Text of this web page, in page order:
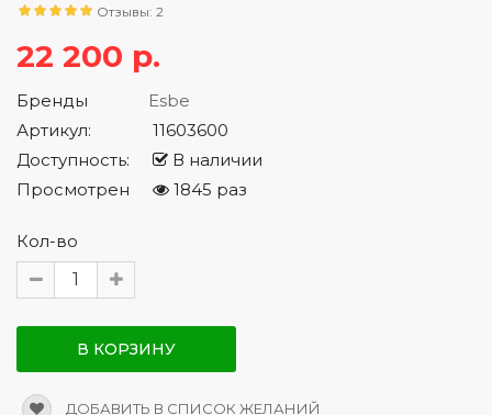
Отзывы: 2
22 200 р.
Бренды
Esbe
Артикул:
11603600
Доступность:
В наличии
Просмотрен
1845 раз
Кол-во
В КОРЗИНУ
ДОБАВИТЬ В СПИСОК ЖЕЛАНИЙ